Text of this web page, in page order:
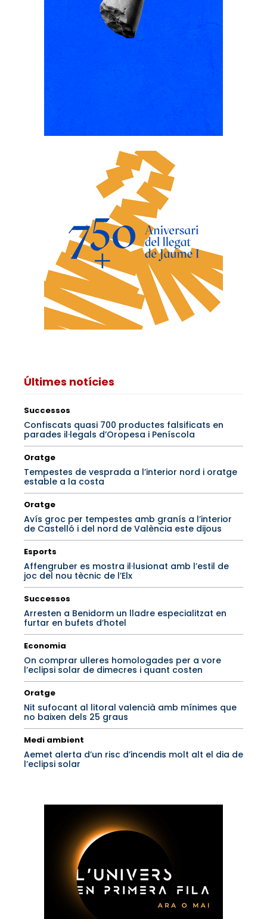
Últimes notícies
Successos
Confiscats quasi 700 productes falsificats en
parades il·legals d’Oropesa i Peníscola
Oratge
Tempestes de vesprada a l’interior nord i oratge
estable a la costa
Oratge
Avís groc per tempestes amb granís a l’interior
de Castelló i del nord de València este dijous
Esports
Affengruber es mostra il·lusionat amb l’estil de
joc del nou tècnic de l’Elx
Successos
Arresten a Benidorm un lladre especialitzat en
furtar en bufets d’hotel
Economia
On comprar ulleres homologades per a vore
l’eclipsi solar de dimecres i quant costen
Oratge
Nit sufocant al litoral valencià amb mínimes que
no baixen dels 25 graus
Medi ambient
Aemet alerta d’un risc d’incendis molt alt el dia de
l’eclipsi solar